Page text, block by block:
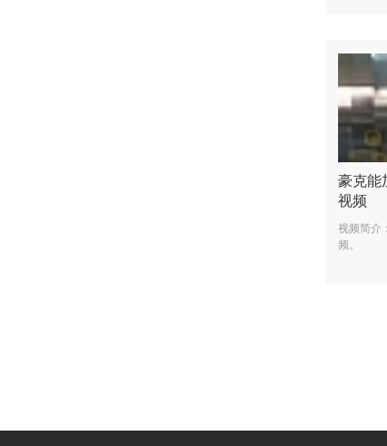
豪克能
视频
视频简介
频。